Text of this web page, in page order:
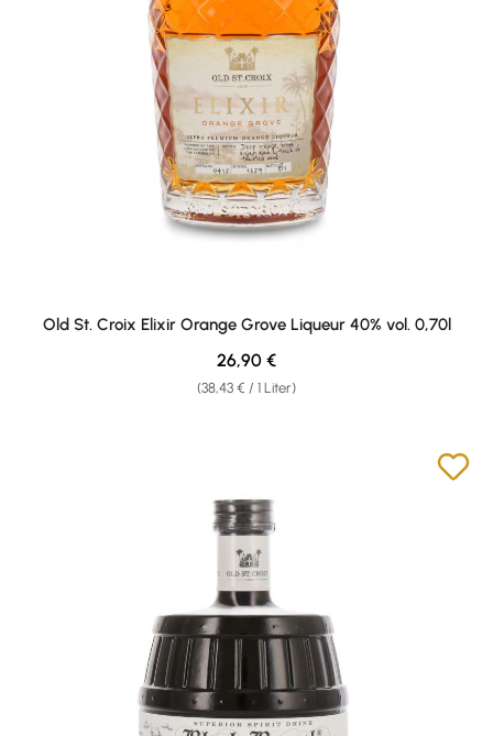
Old St. Croix Elixir Orange Grove Liqueur 40% vol. 0,70l
(38,43 € / 1 Liter)
Regulärer Preis:
26,90 €